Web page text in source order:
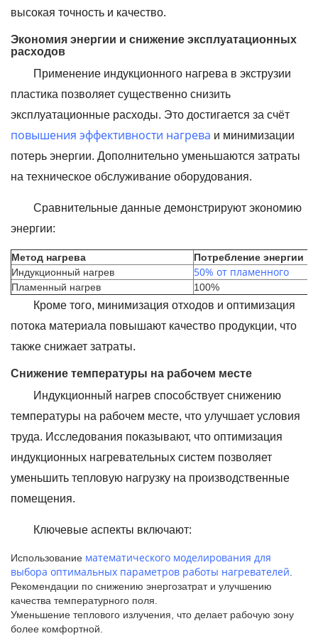
высокая точность и качество.
Экономия энергии и снижение эксплуатационных
расходов
Применение индукционного нагрева в экструзии
пластика позволяет существенно снизить
эксплуатационные расходы. Это достигается за счёт
повышения эффективности нагрева и минимизации
потерь энергии. Дополнительно уменьшаются затраты
на техническое обслуживание оборудования.
Сравнительные данные демонстрируют экономию
энергии:
Метод нагрева
Потребление энергии
Индукционный нагрев
50% от пламенного
Пламенный нагрев 100%
Кроме того, минимизация отходов и оптимизация
потока материала повышают качество продукции, что
также снижает затраты.
Снижение температуры на рабочем месте
Индукционный нагрев способствует снижению
температуры на рабочем месте, что улучшает условия
труда. Исследования показывают, что оптимизация
индукционных нагревательных систем позволяет
уменьшить тепловую нагрузку на производственные
помещения.
Ключевые аспекты включают:
Использование математического моделирования для
выбора оптимальных параметров работы нагревателей
Рекомендации по снижению энергозатрат и улучшению
качества температурного поля.
Уменьшение теплового излучения, что делает рабочую зону
более комфортной.